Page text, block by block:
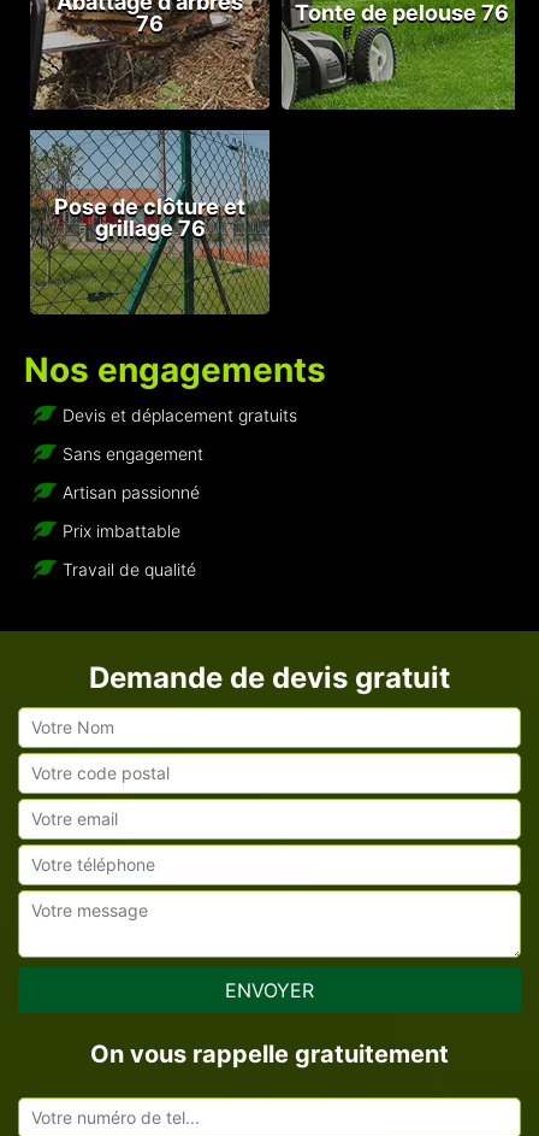
76
Tonte de pelouse 76
Pose de clôture et
grillage 76
Nos engagements
Devis et déplacement gratuits
Sans engagement
Artisan passionné
Prix imbattable
Travail de qualité
Demande de devis gratuit
On vous rappelle gratuitement